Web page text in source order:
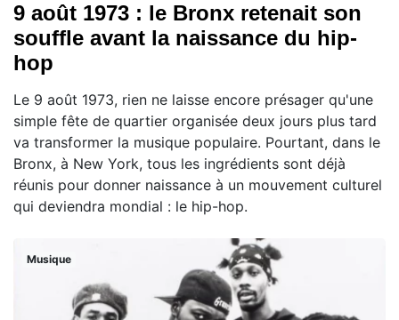
9 août 1973 : le Bronx retenait son
souffle avant la naissance du hip-
hop
Le 9 août 1973, rien ne laisse encore présager qu'une
simple fête de quartier organisée deux jours plus tard
va transformer la musique populaire. Pourtant, dans le
Bronx, à New York, tous les ingrédients sont déjà
réunis pour donner naissance à un mouvement culturel
qui deviendra mondial : le hip-hop.
Musique